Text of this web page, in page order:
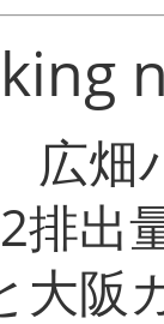
畑
出
阪